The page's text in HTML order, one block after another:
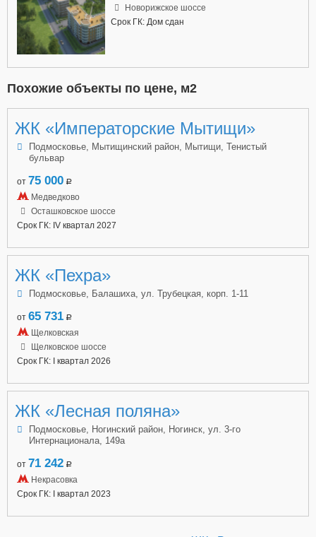
Новорижское шоссе
Срок ГК: Дом сдан
Похожие объекты по цене, м2
ЖК «Императорские Мытищи»
Подмосковье, Мытищинский район, Мытищи, Тенистый
бульвар
от 75 000 a
Медведково
Осташковское шоссе
Срок ГК: IV квартал 2027
ЖК «Пехра»
Подмосковье, Балашиха, ул. Трубецкая, корп. 1-11
от 65 731 a
Щелковская
Щелковское шоссе
Срок ГК: I квартал 2026
ЖК «Лесная поляна»
Подмосковье, Ногинский район, Ногинск, ул. 3-го
Интернационала, 149а
от 71 242 a
Некрасовка
Срок ГК: I квартал 2023